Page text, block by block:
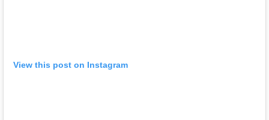
View this post on Instagram